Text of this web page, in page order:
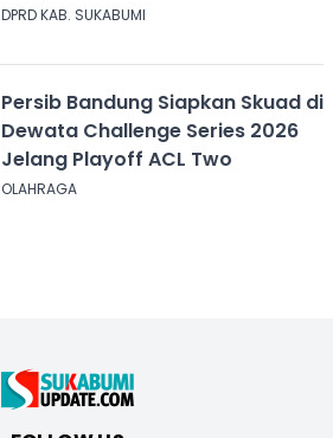
Penolakan Konser Reggae
DPRD KAB. SUKABUMI
Persib Bandung Siapkan Skuad di
Dewata Challenge Series 2026
Jelang Playoff ACL Two
OLAHRAGA